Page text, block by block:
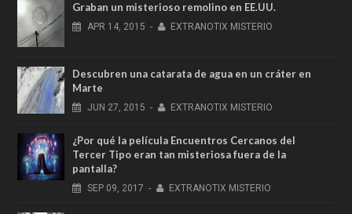
Graban un misterioso remolino en EE.UU.
APR 14, 2015 - EXTRANOTIX MISTERIO
Descubren una catarata de agua en un cráter en
Marte
JUN 27, 2015 - EXTRANOTIX MISTERIO
¿Por qué la película Encuentros Cercanos del
Tercer Tipo eran tan misteriosa fuera de la
pantalla?
SEP 09, 2017 - EXTRANOTIX MISTERIO